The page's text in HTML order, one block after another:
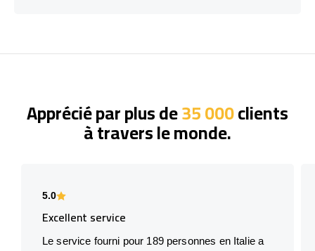
Apprécié par plus de35 000clients
à travers le monde.
5.0
Excellent service
Le service fourni pour 189 personnes en Italie a